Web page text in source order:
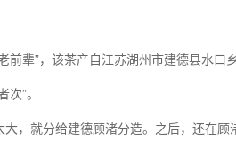
辈”，该茶产自江苏湖州市建德县水口
”。
，就分给建德顾渚分造。之后，还在